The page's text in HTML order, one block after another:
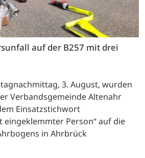
auf der B257 mit drei
3. August, wurden
Verbandsgemeinde Altenahr
Einsatzstichwort
eingeklemmter Person“ auf die
in Ahrbrück